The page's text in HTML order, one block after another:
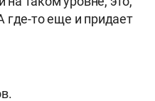
где-то еще и придает